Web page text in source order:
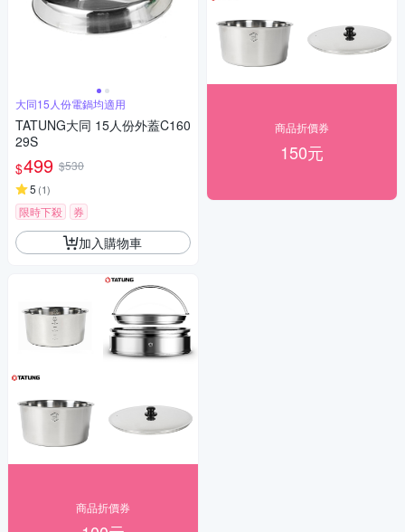
大同15人份電鍋均適用
TATUNG大同 15人份外蓋C160
29S
$499 $530
5 (1)
限時下殺 券
加入購物車
商品折價券
商品折價券
150元